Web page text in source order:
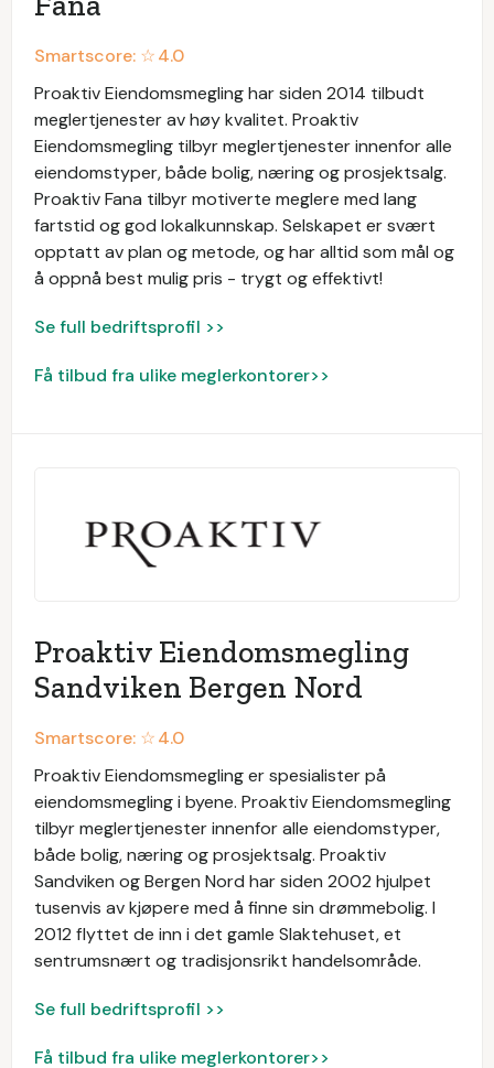
Smartscore: ☆4.0
Proaktiv Eiendomsmegling har siden 2014 tilbudt
meglertjenester av høy kvalitet. Proaktiv
Eiendomsmegling tilbyr meglertjenester innenfor alle
eiendomstyper, både bolig, næring og prosjektsalg.
Proaktiv Fana tilbyr motiverte meglere med lang
fartstid og god lokalkunnskap. Selskapet er svært
opptatt av plan og metode, og har alltid som mål og
å oppnå best mulig pris - trygt og effektivt!
Se full bedriftsprofil >>
Få tilbud fra ulike meglerkontorer>>
Proaktiv Eiendomsmegling
Sandviken Bergen Nord
Smartscore: ☆4.0
Proaktiv Eiendomsmegling er spesialister på
eiendomsmegling i byene. Proaktiv Eiendomsmegling
tilbyr meglertjenester innenfor alle eiendomstyper,
både bolig, næring og prosjektsalg. Proaktiv
Sandviken og Bergen Nord har siden 2002 hjulpet
tusenvis av kjøpere med å finne sin drømmebolig. I
2012 flyttet de inn i det gamle Slaktehuset, et
sentrumsnært og tradisjonsrikt handelsområde.
Se full bedriftsprofil >>
Få tilbud fra ulike meglerkontorer>>